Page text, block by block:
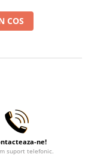
COS
ne!
suport telefonic.